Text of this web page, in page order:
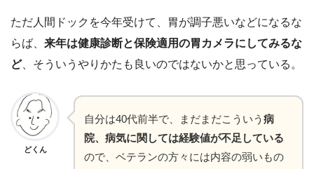
ただ人間ドックを今年受けて、胃が調子悪いなどになるな
らば、 来年は健康診断と保険適用の胃カメラにしてみるな
ど、そういうやりかたも良いのではないかと思っている。
どくん
自分は40代前半で、まだまだこういう 病
院、病気に関しては経験値が不足している
ので、ベテランの方々には内容の弱いもの